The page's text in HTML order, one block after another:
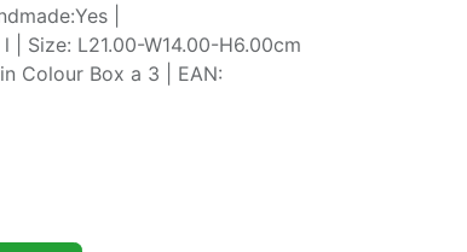
|
Size: L21.00-W14.00-H6.00cm
Colour Box a 3 | EAN: